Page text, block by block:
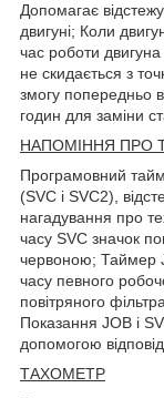
Допомагає
двигуні; Коли
час роботи
не скидається з
змогу попередньо
годин для заміни
НАПОМІННЯ ПРО
Програмовний
(SVC і SVC2),
нагадування про
часу SVC значок
червоною; Таймер
часу певного
повітряного
Показання JOB і
допомогою
ТАХОМЕТР